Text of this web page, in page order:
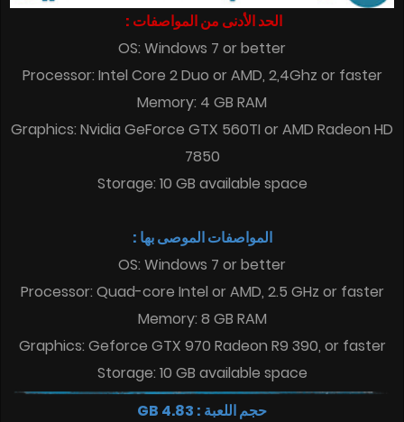
الحد الأدنى من المواصفات :
OS: Windows 7 or better
Processor: Intel Core 2 Duo or AMD, 2,4Ghz or faster
Memory: 4 GB RAM
Graphics: Nvidia GeForce GTX 560TI or AMD Radeon HD
7850
Storage: 10 GB available space
المواصفات الموصى بها :
OS: Windows 7 or better
Processor: Quad-core Intel or AMD, 2.5 GHz or faster
Memory: 8 GB RAM
Graphics: Geforce GTX 970 Radeon R9 390, or faster
Storage: 10 GB available space
حجم اللعبة : 4.83 GB